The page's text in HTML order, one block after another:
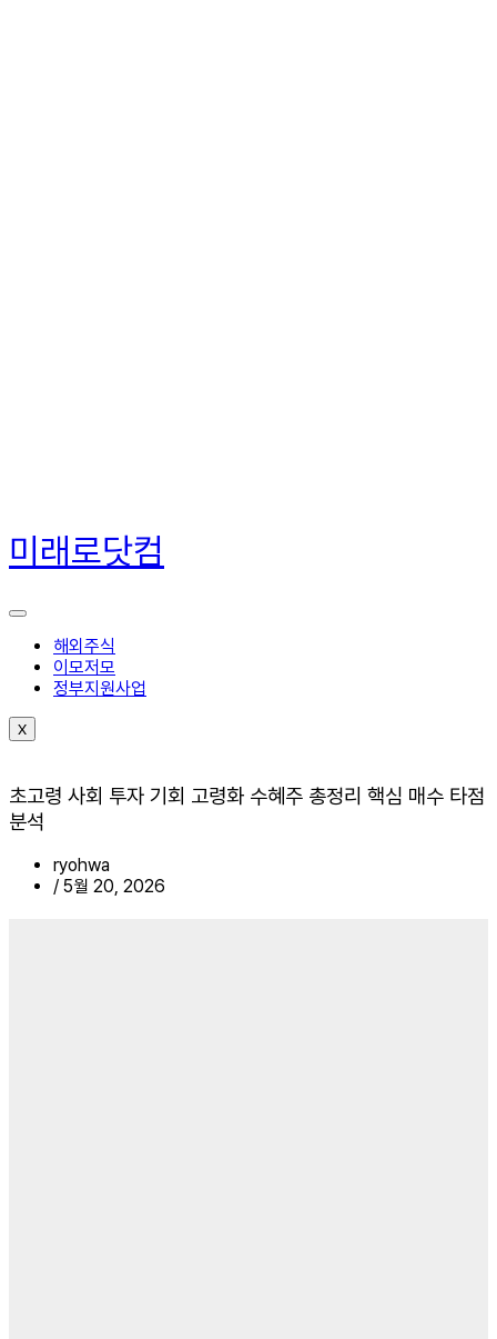
텐
츠
너
미래로닷컴
해외주식
이모저모
정부지원사업
X
초고령 사회 투자 기회 고령화 수혜주 총정리 핵심 매수 타점
분석
ryohwa
/ 5월 20, 2026